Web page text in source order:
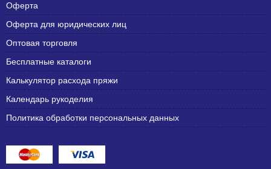
Оферта
Оферта для юридических лиц
Оптовая торговля
Бесплатные каталоги
Калькулятор расхода пряжи
Календарь рукоделия
Политика обработки персональных данных